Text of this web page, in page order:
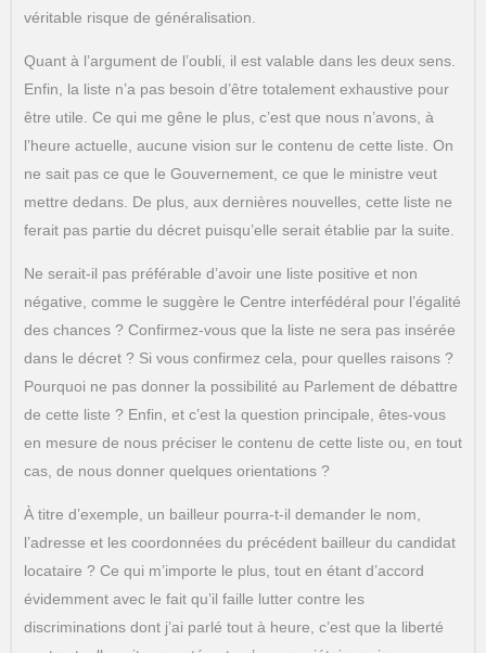
véritable risque de généralisation.
Quant à l’argument de l’oubli, il est valable dans les deux sens.
Enfin, la liste n’a pas besoin d’être totalement exhaustive pour
être utile. Ce qui me gêne le plus, c’est que nous n’avons, à
l’heure actuelle, aucune vision sur le contenu de cette liste. On
ne sait pas ce que le Gouvernement, ce que le ministre veut
mettre dedans. De plus, aux dernières nouvelles, cette liste ne
ferait pas partie du décret puisqu’elle serait établie par la suite.
Ne serait-il pas préférable d’avoir une liste positive et non
négative, comme le suggère le Centre interfédéral pour l’égalité
des chances ? Confirmez-vous que la liste ne sera pas insérée
dans le décret ? Si vous confirmez cela, pour quelles raisons ?
Pourquoi ne pas donner la possibilité au Parlement de débattre
de cette liste ? Enfin, et c’est la question principale, êtes-vous
en mesure de nous préciser le contenu de cette liste ou, en tout
cas, de nous donner quelques orientations ?
À titre d’exemple, un bailleur pourra-t-il demander le nom,
l’adresse et les coordonnées du précédent bailleur du candidat
locataire ? Ce qui m’importe le plus, tout en étant d’accord
évidemment avec le fait qu’il faille lutter contre les
discriminations dont j’ai parlé tout à heure, c’est que la liberté